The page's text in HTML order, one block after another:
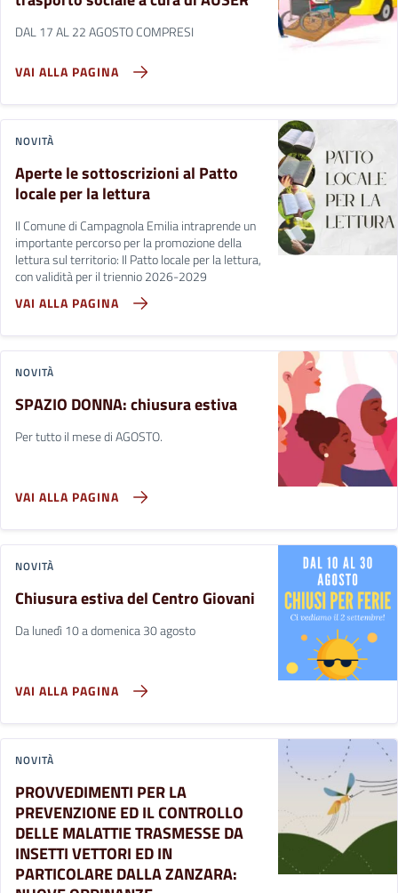
DAL 17 AL 22 AGOSTO COMPRESI
VAI ALLA PAGINA
NOVITÀ
Aperte le sottoscrizioni al Patto
locale per la lettura
Il Comune di Campagnola Emilia intraprende un
importante percorso per la promozione della
lettura sul territorio: Il Patto locale per la lettura,
con validità per il triennio 2026-2029
VAI ALLA PAGINA
NOVITÀ
SPAZIO DONNA: chiusura estiva
Per tutto il mese di AGOSTO.
VAI ALLA PAGINA
NOVITÀ
Chiusura estiva del Centro Giovani
Da lunedì 10 a domenica 30 agosto
VAI ALLA PAGINA
NOVITÀ
PROVVEDIMENTI PER LA
PREVENZIONE ED IL CONTROLLO
DELLE MALATTIE TRASMESSE DA
INSETTI VETTORI ED IN
PARTICOLARE DALLA ZANZARA: